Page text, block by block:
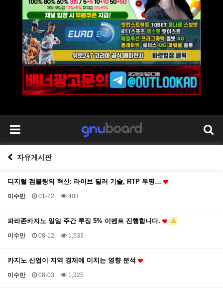
자유게시판
디지털 겜블링의 혁신: 라이브 딜러 기술, RTP 투명…
이수만 01-22 403
파라존카지노 일일 주간 루징 5% 이벤트 진행합니다.
이수만 08-12 1,533
카지노 산업이 지역 경제에 미치는 영향 분석
이수만 08-03 1,325